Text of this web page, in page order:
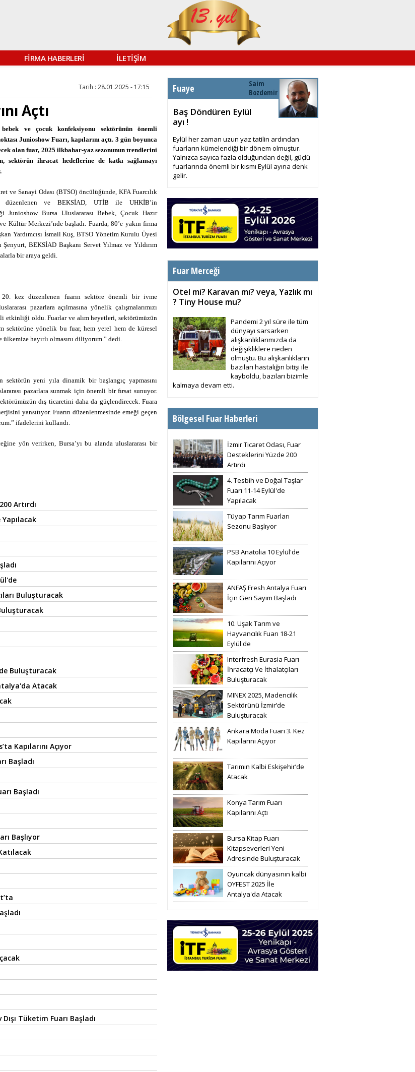
FİRMA HABERLERİ İLETİŞİM
Tarih : 28.01.2025 - 17:15
Açtı
bebek ve çocuk konfeksiyonu sektörünün önemli
Junioshow Fuarı, kapılarını açtı. 3 gün boyunca
olan fuar, 2025 ilkbahar-yaz sezonunun trendlerini
sektörün ihracat hedeflerine de katkı sağlamayı
ve Sanayi Odası (BTSO) öncülüğünde, KFA Fuarcılık
düzenlenen ve BEKSİAD, UTİB ile UHKİB’in
Junioshow Bursa Uluslararası Bebek, Çocuk Hazır
Merkezi’nde başladı. Fuarda, 80’e yakın firma
Yardımcısı İsmail Kuş, BTSO Yönetim Kurulu Üyesi
BEKSİAD Başkanı Servet Yılmaz ve Yıldırım
bir araya geldi.
kez düzenlenen fuarın sektöre önemli bir ivme
pazarlara açılmasına yönelik çalışmalarımızı
etkinliği oldu. Fuarlar ve alım heyetleri, sektörümüzün
yönelik bu fuar, hem yerel hem de küresel
ülkemize hayırlı olmasını diliyorum.” dedi.
sektörün yeni yıla dinamik bir başlangıç yapmasını
pazarlara sunmak için önemli bir fırsat sunuyor.
dış ticaretini daha da güçlendirecek. Fuara
yansıtıyor. Fuarın düzenlenmesinde emeği geçen
ifadelerini kullandı.
yön verirken, Bursa’yı bu alanda uluslararası bir
Artırdı
Buluşturacak
Buluşturacak
Atacak
Kapılarını Açıyor
Başladı
Başladı
Başlıyor
Tüketim Fuarı Başladı
Fuaye
Saim
Bozdemir
Baş Döndüren Eylül
ayı !
Eylül her zaman uzun yaz tatilin ardından
fuarların kümelendiği bir dönem olmuştur.
Yalnızca sayıca fazla olduğundan değil, güçlü
fuarlarında önemli bir kısmı Eylül ayına denk
gelir.
Fuar Merceği
Otel mi? Karavan mı? veya, Yazlık mı
? Tiny House mu?
Pandemi 2 yıl süre ile tüm
dünyayı sarsarken
alışkanlıklarımızda da
değişikliklere neden
olmuştu. Bu alışkanlıkların
bazıları hastalığın bitişi ile
kayboldu, bazıları bizimle
kalmaya devam etti.
Bölgesel Fuar Haberleri
İzmir Ticaret Odası, Fuar
Desteklerini Yüzde 200
Artırdı
4. Tesbih ve Doğal Taşlar
Fuarı 11-14 Eylül'de
Yapılacak
Tüyap Tarım Fuarları
Sezonu Başlıyor
PSB Anatolia 10 Eylül'de
Kapılarını Açıyor
ANFAŞ Fresh Antalya Fuarı
İçin Geri Sayım Başladı
10. Uşak Tarım ve
Hayvancılık Fuarı 18-21
Eylül'de
Interfresh Eurasia Fuarı
İhracatçı Ve İthalatçıları
Buluşturacak
MINEX 2025, Madencilik
Sektörünü İzmir’de
Buluşturacak
Ankara Moda Fuarı 3. Kez
Kapılarını Açıyor
Tarımın Kalbi Eskişehir’de
Atacak
Konya Tarım Fuarı
Kapılarını Açtı
Bursa Kitap Fuarı
Kitapseverleri Yeni
Adresinde Buluşturacak
Oyuncak dünyasının kalbi
OYFEST 2025 İle
Antalya'da Atacak